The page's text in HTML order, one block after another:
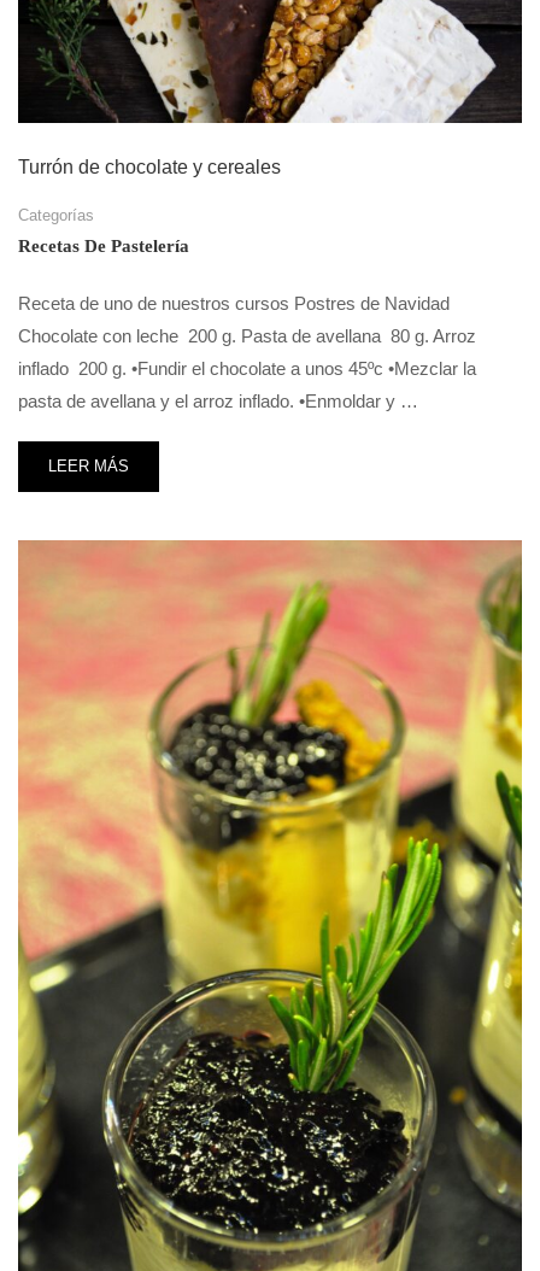
Turrón de chocolate y cereales
Categorías
Recetas De Pastelería
Receta de uno de nuestros cursos Postres de Navidad
Chocolate con leche 200 g. Pasta de avellana 80 g. Arroz
inflado 200 g. •Fundir el chocolate a unos 45ºc •Mezclar la
pasta de avellana y el arroz inflado. •Enmoldar y …
LEER MÁS